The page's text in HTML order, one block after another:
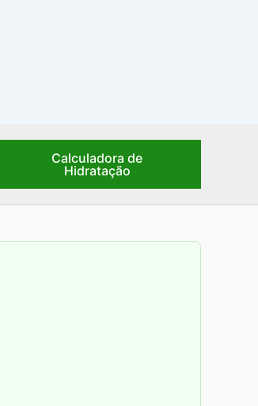
Calculadora de
Hidratação